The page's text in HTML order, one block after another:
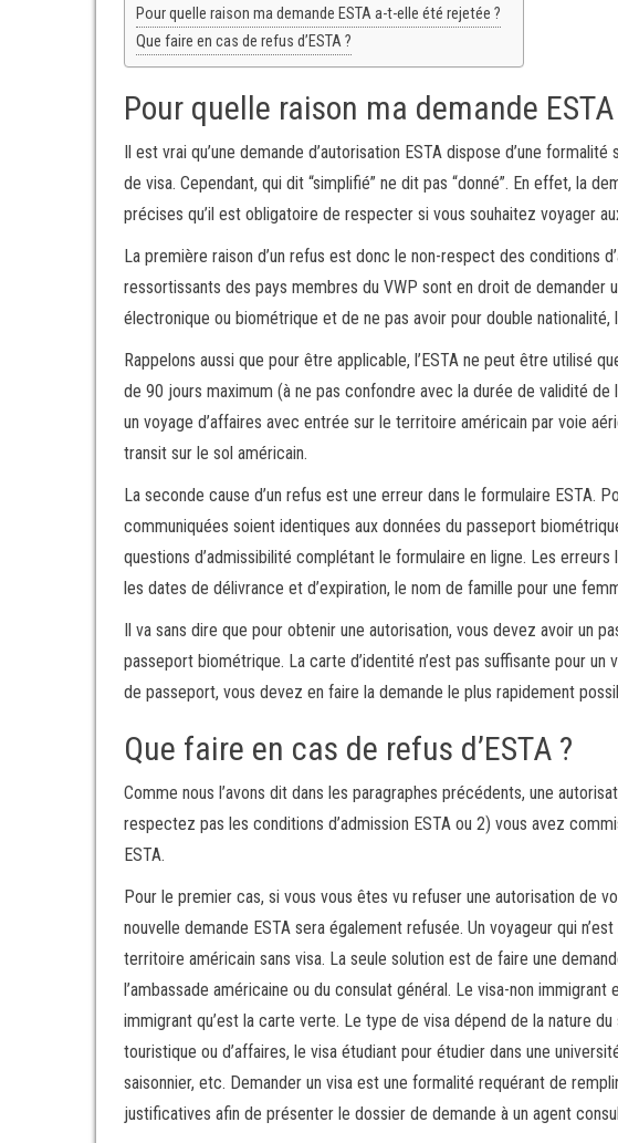
Pour quelle raison ma demande ESTA a-t-elle été rejetée ?
Que faire en cas de refus d’ESTA ?
Pour quelle raison ma demande
Il est vrai qu’une demande d’autorisation ESTA dispose d’une
de visa. Cependant, qui dit “simplifié” ne dit pas “donné”. En effet, la
précises qu’il est obligatoire de respecter si vous souhaitez voyager
La première raison d’un refus est donc le non-respect des conditions
ressortissants des pays membres du VWP sont en droit de demander
électronique ou biométrique et de ne pas avoir pour double nationalité,
Rappelons aussi que pour être applicable, l’ESTA ne peut être utilisé
de 90 jours maximum (à ne pas confondre avec la durée de validité de
un voyage d’affaires avec entrée sur le territoire américain par voie
transit sur le sol américain.
La seconde cause d’un refus est une erreur dans le formulaire ESTA.
communiquées soient identiques aux données du passeport
questions d’admissibilité complétant le formulaire en ligne. Les
les dates de délivrance et d’expiration, le nom de famille pour une
Il va sans dire que pour obtenir une autorisation, vous devez avoir un
passeport biométrique. La carte d’identité n’est pas suffisante pour un
de passeport, vous devez en faire la demande le plus rapidement
Que faire en cas de refus d’ESTA ?
Comme nous l’avons dit dans les paragraphes précédents, une
respectez pas les conditions d’admission ESTA ou 2) vous avez
ESTA.
Pour le premier cas, si vous vous êtes vu refuser une autorisation de
nouvelle demande ESTA sera également refusée. Un voyageur qui
territoire américain sans visa. La seule solution est de faire une
l’ambassade américaine ou du consulat général. Le visa-non
immigrant qu’est la carte verte. Le type de visa dépend de la nature
touristique ou d’affaires, le visa étudiant pour étudier dans une
saisonnier, etc. Demander un visa est une formalité requérant de
justificatives afin de présenter le dossier de demande à un agent